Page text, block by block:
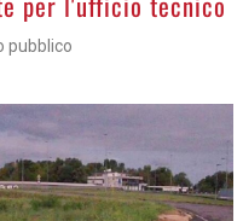
pubblico